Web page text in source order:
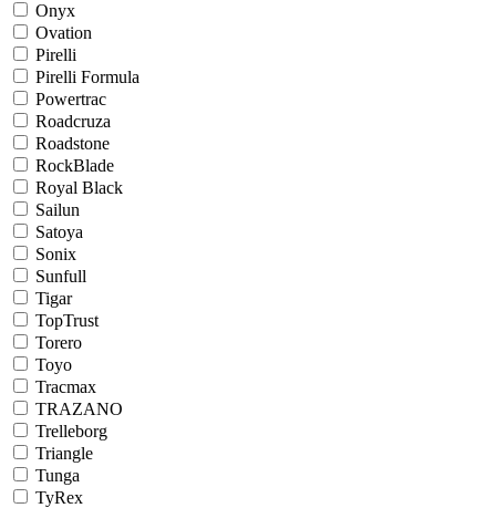
Onyx
Ovation
Pirelli
Pirelli Formula
Powertrac
Roadcruza
Roadstone
RockBlade
Royal Black
Sailun
Satoya
Sonix
Sunfull
Tigar
TopTrust
Torero
Toyo
Tracmax
TRAZANO
Trelleborg
Triangle
Tunga
TyRex